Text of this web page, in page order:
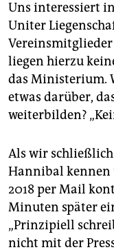
Uns interessiert
Uniter
Vereinsmitglieder
liegen hierzu
das Ministerium.
etwas darüber,
weiterbilden?
Als wir
Hannibal kennen
2018 per Mail
Minuten später
„Prinzipiell
nicht mit der